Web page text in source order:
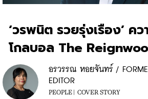
‘วรพนิต รวยรุ่งเรือง’ คว
โกลบอล The
อรวรรณ หอยจันทร์ /
EDITOR
PEOPLE | COVER STORY